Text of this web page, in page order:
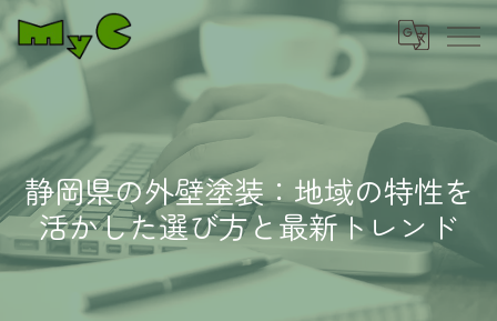
静岡県の外壁塗装：地域の特性を
活かした選び方と最新トレンド